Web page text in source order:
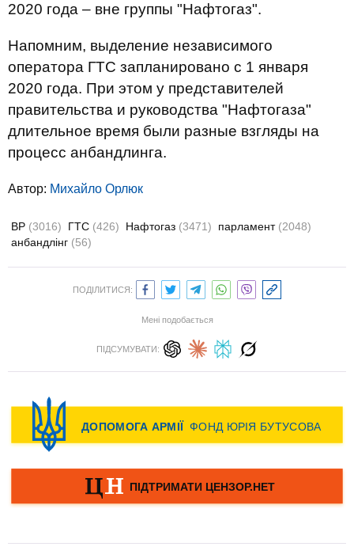
2020 года – вне группы "Нафтогаз".
Напомним, выделение независимого
оператора ГТС запланировано с 1 января
2020 года. При этом у представителей
правительства и руководства "Нафтогаза"
длительное время были разные взгляды на
процесс анбандлинга.
Автор: Михайло Орлюк
ВР (3016) ГТС (426) Нафтогаз (3471) парламент (2048)
анбандлінг (56)
ПОДІЛИТИСЯ:
Мені подобається
ПІДСУМУВАТИ: